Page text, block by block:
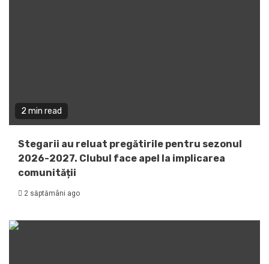
2 min read
Stegarii au reluat pregătirile pentru sezonul
2026-2027. Clubul face apel la implicarea
comunității
2 săptămâni ago